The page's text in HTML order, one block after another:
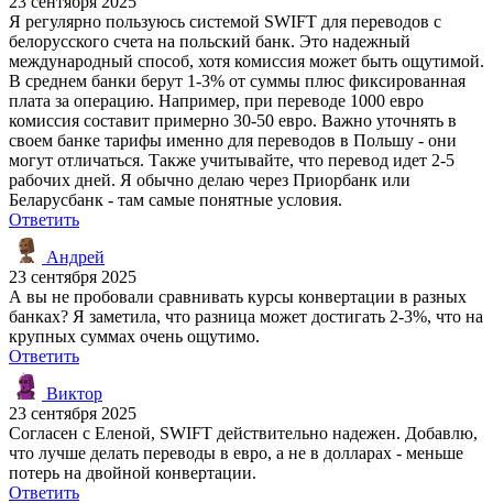
Я регулярно пользуюсь системой SWIFT для переводов с
белорусского счета на польский банк. Это надежный
международный способ, хотя комиссия может быть ощутимой.
В среднем банки берут 1-3% от суммы плюс фиксированная
плата за операцию. Например, при переводе 1000 евро
комиссия составит примерно 30-50 евро. Важно уточнять в
своем банке тарифы именно для переводов в Польшу - они
могут отличаться. Также учитывайте, что перевод идет 2-5
рабочих дней. Я обычно делаю через Приорбанк или
Беларусбанк - там самые понятные условия.
Ответить
Андрей
23 сентября 2025
А вы не пробовали сравнивать курсы конвертации в разных
банках? Я заметила, что разница может достигать 2-3%, что на
крупных суммах очень ощутимо.
Ответить
Виктор
23 сентября 2025
Согласен с Еленой, SWIFT действительно надежен. Добавлю,
что лучше делать переводы в евро, а не в долларах - меньше
потерь на двойной конвертации.
Ответить